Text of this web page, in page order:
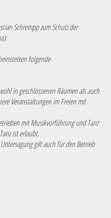
Schrempp zum Schutz der
folgende
in geschlossenen Räumen als auch
Veranstaltungen im Freien mit
mit Musikvorführung und Tanz
ist erlaubt.
gilt auch für den Betrieb